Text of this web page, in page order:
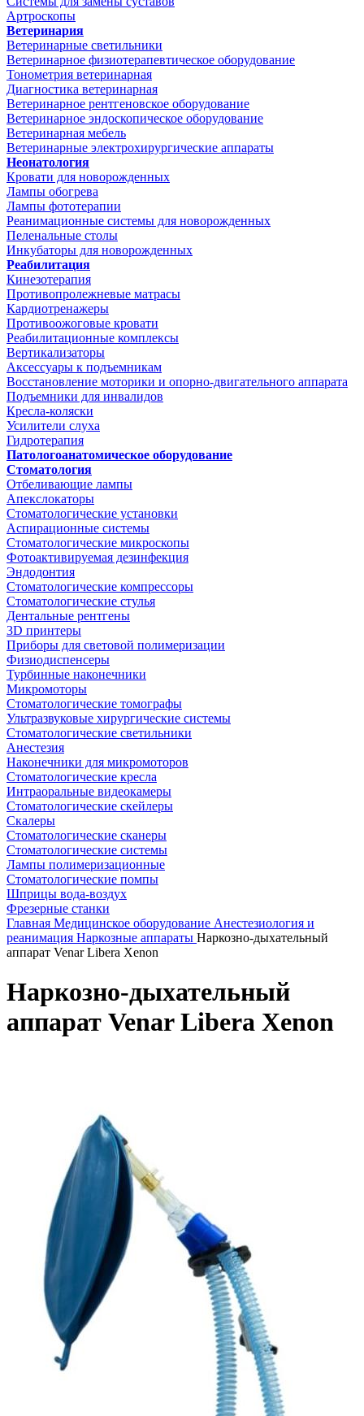
Артроскопы
Ветеринария
Ветеринарные светильники
Ветеринарное физиотерапевтическое оборудование
Тонометрия ветеринарная
Диагностика ветеринарная
Ветеринарное рентгеновское оборудование
Ветеринарное эндоскопическое оборудование
Ветеринарная мебель
Ветеринарные электрохирургические аппараты
Неонатология
Кровати для новорожденных
Лампы обогрева
Лампы фототерапии
Реанимационные системы для новорожденных
Пеленальные столы
Инкубаторы для новорожденных
Реабилитация
Кинезотерапия
Противопролежневые матрасы
Кардиотренажеры
Противоожоговые кровати
Реабилитационные комплексы
Вертикализаторы
Аксессуары к подъемникам
Восстановление моторики и опорно-двигательного аппарата
Подъемники для инвалидов
Кресла-коляски
Усилители слуха
Гидротерапия
Патологоанатомическое оборудование
Стоматология
Отбеливающие лампы
Апекслокаторы
Стоматологические установки
Аспирационные системы
Стоматологические микроскопы
Фотоактивируемая дезинфекция
Эндодонтия
Стоматологические компрессоры
Стоматологические стулья
Дентальные рентгены
3D принтеры
Приборы для световой полимеризации
Физиодиспенсеры
Турбинные наконечники
Микромоторы
Стоматологические томографы
Ультразвуковые хирургические системы
Стоматологические светильники
Анестезия
Наконечники для микромоторов
Стоматологические кресла
Интраоральные видеокамеры
Стоматологические скейлеры
Скалеры
Стоматологические сканеры
Стоматологические системы
Лампы полимеризационные
Стоматологические помпы
Шприцы вода-воздух
Фрезерные станки
Главная Медицинское оборудование Анестезиология и
реанимация Наркозные аппараты Наркозно-дыхательный
аппарат Venar Libera Xenon
Наркозно-дыхательный
аппарат Venar Libera Xenon